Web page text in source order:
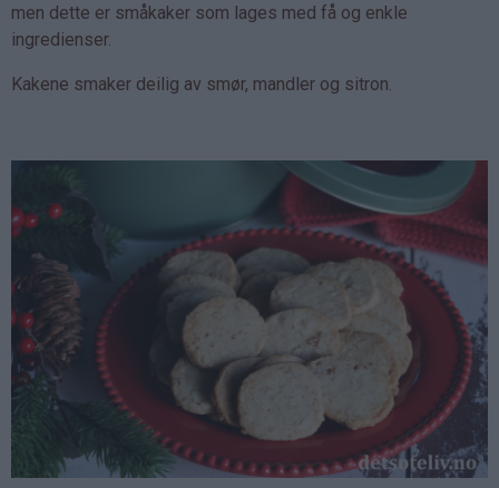
men dette er småkaker som lages med få og enkle
ingredienser.
Kakene smaker deilig av smør, mandler og sitron.